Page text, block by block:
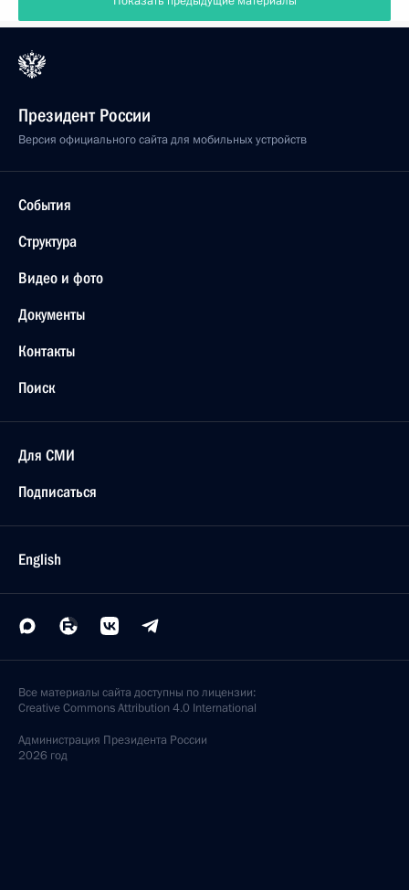
Президент России
Версия официального сайта для мобильных устройств
События
Структура
Видео и фото
Документы
Контакты
Поиск
Для СМИ
Подписаться
English
Все материалы сайта доступны по лицензии:
Creative Commons Attribution 4.0 International
Администрация Президента России
2026 год